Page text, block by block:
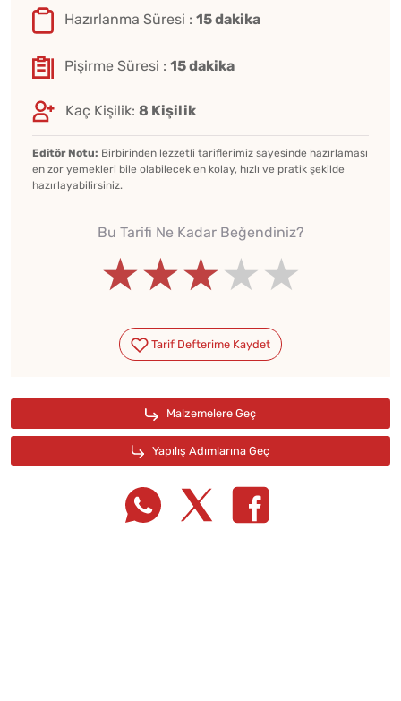
Hazırlanma Süresi : 15 dakika
Pişirme Süresi : 15 dakika
Kaç Kişilik: 8 Kişilik
Editör Notu: Birbirinden lezzetli tariflerimiz sayesinde hazırlaması
en zor yemekleri bile olabilecek en kolay, hızlı ve pratik şekilde
hazırlayabilirsiniz.
Bu Tarifi Ne Kadar Beğendiniz?
★★★★★
★★★★★
★★★★★